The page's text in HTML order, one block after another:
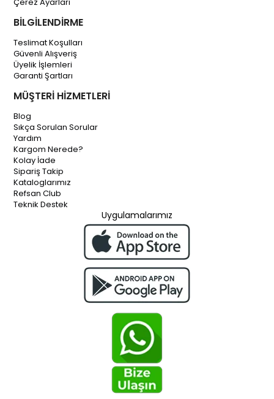
BİLGİLENDİRME
Teslimat Koşulları
Güvenli Alışveriş
Üyelik İşlemleri
Garanti Şartları
MÜŞTERİ HİZMETLERİ
Blog
Sıkça Sorulan Sorular
Yardım
Kargom Nerede?
Kolay İade
Sipariş Takip
Kataloglarımız
Refsan Club
Teknik Destek
Uygulamalarımız